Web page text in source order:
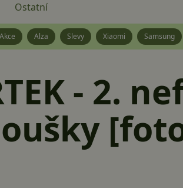
Ostatní
Akce Alza Slevy Xiaomi Samsung
- 2.